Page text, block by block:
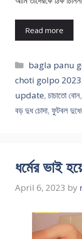
Read more
Categories
bagla panu
choti golpo 2023
update, চাচাতো বোন,
বড় দুধ চোদা, ফুটবল
ধর্মের ভাই
April 6, 2023 by